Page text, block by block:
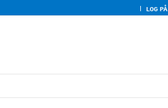
LOG PÅ